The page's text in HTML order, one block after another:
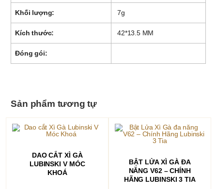
Khối lượng: 7g
Kích thước: 42*13.5 MM
Đóng gói:
Sản phẩm tương tự
THÊM VÀO GIỎ HÀNG
DAO CẮT XÌ GÀ
LUBINSKI V MÓC
KHOÁ
CHỌNphẩm
này
có
nhiều
BẬT LỬA XÌ GÀ ĐA
NĂNG V62 – CHÍNH
HÃNG LUBINSKI 3 TIA